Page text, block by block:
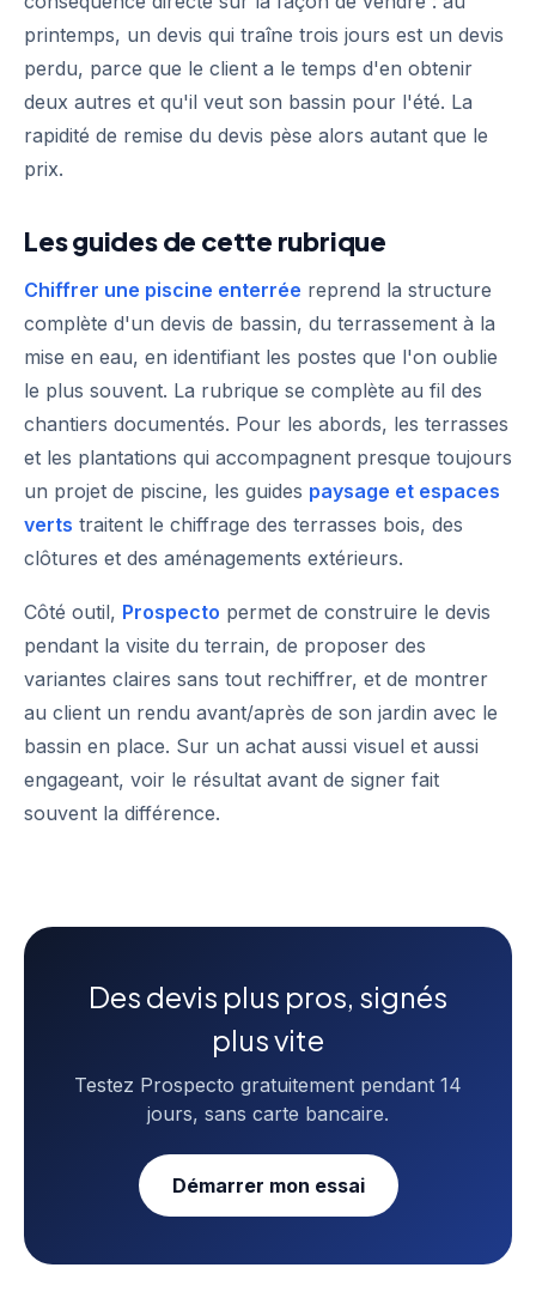
printemps, un devis qui traîne trois jours est un devis
perdu, parce que le client a le temps d'en obtenir
deux autres et qu'il veut son bassin pour l'été. La
rapidité de remise du devis pèse alors autant que le
prix.
Les guides de cette rubrique
Chiffrer une piscine enterrée reprend la structure
complète d'un devis de bassin, du terrassement à la
mise en eau, en identifiant les postes que l'on oublie
le plus souvent. La rubrique se complète au fil des
chantiers documentés. Pour les abords, les terrasses
et les plantations qui accompagnent presque toujours
un projet de piscine, les guides paysage et espaces
verts traitent le chiffrage des terrasses bois, des
clôtures et des aménagements extérieurs.
Côté outil, Prospecto permet de construire le devis
pendant la visite du terrain, de proposer des
variantes claires sans tout rechiffrer, et de montrer
au client un rendu avant/après de son jardin avec le
bassin en place. Sur un achat aussi visuel et aussi
engageant, voir le résultat avant de signer fait
souvent la différence.
Des devis plus pros, signés
plus vite
Testez Prospecto gratuitement pendant 14
jours, sans carte bancaire.
Démarrer mon essai